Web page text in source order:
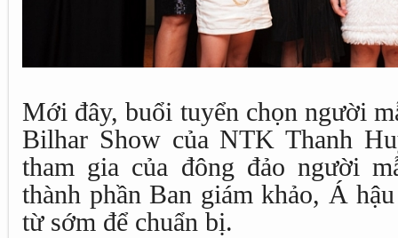
Mới đây, buổi tuyển chọn người
Bilhar Show của NTK Thanh
tham gia của đông đảo người
thành phần Ban giám khảo, Á
từ sớm để chuẩn bị.